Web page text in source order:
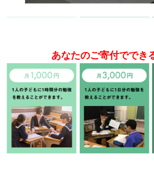
あなたのご寄付ででき